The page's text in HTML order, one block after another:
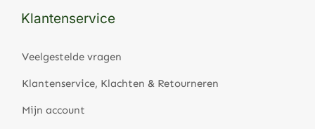
Klantenservice
Veelgestelde vragen
Klantenservice, Klachten & Retourneren
Mijn account